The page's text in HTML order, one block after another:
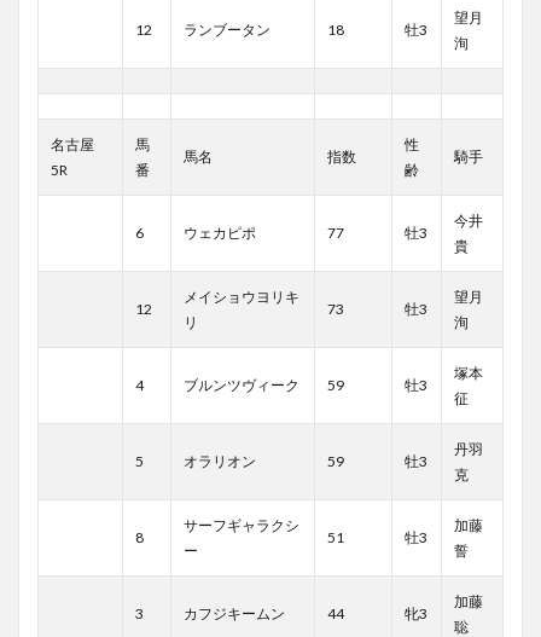
12 ランブータン 18 牡3
望月
洵
名古屋
5R
馬
番
馬名 指数
性
齢
騎手
6 ウェカピポ 77 牡3
今井
貴
12
メイショウヨリキ
リ
73 牡3
望月
洵
4 ブルンツヴィーク 59 牡3
塚本
征
5 オラリオン 59 牡3
丹羽
克
8
サーフギャラクシ
ー
51 牡3
加藤
誓
3 カフジキームン 44 牝3
加藤
聡